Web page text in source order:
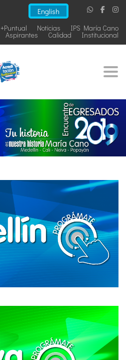
English
IPS María Cano
Noticias
+Puntual
Institucional
Calidad
Aspirantes